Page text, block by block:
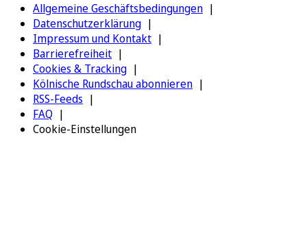
Allgemeine Geschäftsbedingungen
Datenschutzerklärung
Impressum und Kontakt
Barrierefreiheit
Cookies & Tracking
Kölnische Rundschau abonnieren
RSS-Feeds
FAQ
Cookie-Einstellungen